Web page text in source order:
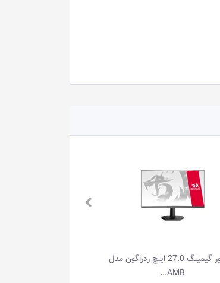
مانیتور گیمینگ 34.0 اینچ MSI مدل MAG
346...